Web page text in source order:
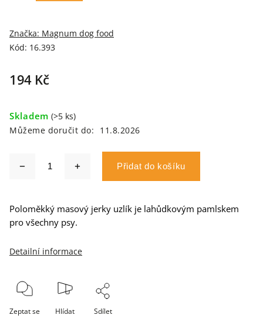
Kód: 16.393
Značka: Magnum dog food
194 Kč
Skladem (>5 ks)
Můžeme doručit do:
11.8.2026
Přidat do košíku
Poloměkký masový jerky uzlík je lahůdkovým pamlskem
pro všechny psy.
Detailní informace
Zeptat se Hlídat Sdílet